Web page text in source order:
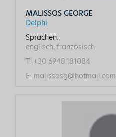
MALISSOS GEORGE
Delphi
Sprachen:
englisch, französisch
T: +30 6948.181084
E: malissosg@hotmail.com